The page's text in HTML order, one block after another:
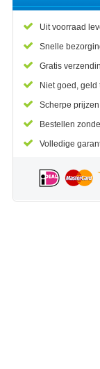
Uit voorraad
Snelle
Gratis
Niet goed, geld
Scherpe prijzen
Bestellen
Volledige